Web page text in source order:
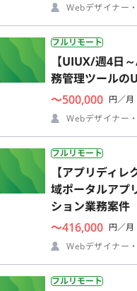
Webデザイナー
フルリモート
【UIUX/週4日
務管理ツールの
〜500,000 円／月
Webデザイナー
フルリモート
【アプリディ
域ポータルアプ
ション業務案件
〜416,000 円／月
Webデザイナー
フルリモート